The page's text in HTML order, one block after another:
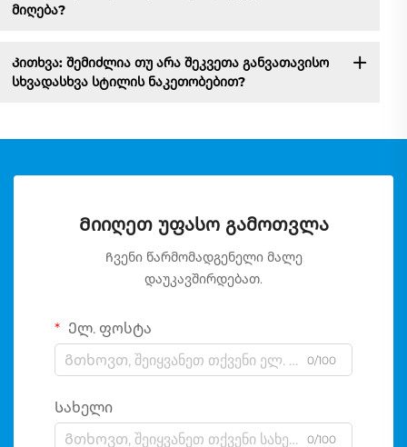
მიღება?
Კითხვა: შემიძლია თუ არა შეკვეთა განვათავისო
სხვადასხვა სტილის ნაკეთობებით?
Მიიღეთ უფასო გამოთვლა
Ჩვენი წარმომადგენელი მალე
დაუკავშირდებათ.
Ელ. ფოსტა
0/100
Სახელი
0/100